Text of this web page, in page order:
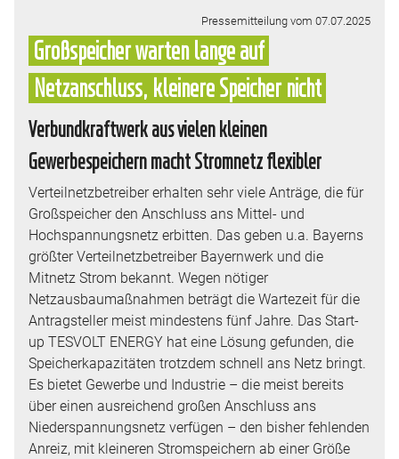
Pressemitteilung vom 07.07.2025
Großspeicher warten lange auf
Netzanschluss, kleinere Speicher nicht
Verbundkraftwerk aus vielen kleinen
Gewerbespeichern macht Stromnetz flexibler
Verteilnetzbetreiber erhalten sehr viele Anträge, die für
Großspeicher den Anschluss ans Mittel- und
Hochspannungsnetz erbitten. Das geben u.a. Bayerns
größter Verteilnetzbetreiber Bayernwerk und die
Mitnetz Strom bekannt. Wegen nötiger
Netzausbaumaßnahmen beträgt die Wartezeit für die
Antragsteller meist mindestens fünf Jahre. Das Start-
up TESVOLT ENERGY hat eine Lösung gefunden, die
Speicherkapazitäten trotzdem schnell ans Netz bringt.
Es bietet Gewerbe und Industrie – die meist bereits
über einen ausreichend großen Anschluss ans
Niederspannungsnetz verfügen – den bisher fehlenden
Anreiz, mit kleineren Stromspeichern ab einer Größe